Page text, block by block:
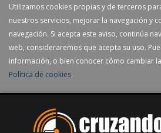
Utilizamos cookies propias y de terceros
nuestros servicios, mejorar la navegación y
navegación. Si acepta este aviso, continúa
web, consideraremos que acepta su uso.
información, o bien conocer cómo cambiar
Política de cookies.